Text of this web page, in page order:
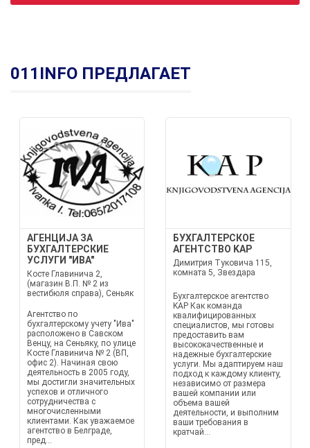
011INFO ПРЕДЛАГАЕТ
АГЕНЦИЈА ЗА
БУХГАЛТЕРСКИЕ
УСЛУГИ "ИВА"
Косте Главинича 2,
(магазин В.П. № 2 из
вестибюля справа), Сеньяк
Агентство по
бухгалтерскому учету "Ива"
расположено в Савском
Венцу, на Сеньяку, по улице
Косте Главинича № 2 (ВП,
офис 2). Начиная свою
деятельность в 2005 году,
мы достигли значительных
успехов и отличного
сотрудничества с
многочисленными
клиентами. Как уважаемое
агентство в Белграде,
пред...
БУХГАЛТЕРСКОЕ
АГЕНТСТВО KAP
Димитрия Туковича 115,
комната 5, Звездара
Бухгалтерское агентство
KAP Как команда
квалифицированных
специалистов, мы готовы
предоставить вам
высококачественные и
надежные бухгалтерские
услуги. Мы адаптируем наш
подход к каждому клиенту,
независимо от размера
вашей компании или
объема вашей
деятельности, и выполним
ваши требования в
кратчай...